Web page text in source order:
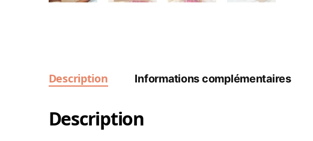
Description Informations complémentaires
Description